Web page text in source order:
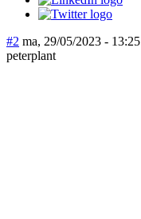
#2 ma, 29/05/2023 - 13:25
peterplant